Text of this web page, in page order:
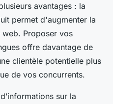
avantages : la
permet d'augmenter la
Proposer vos
offre davantage de
clientèle potentielle plus
de vos concurrents.
sur la